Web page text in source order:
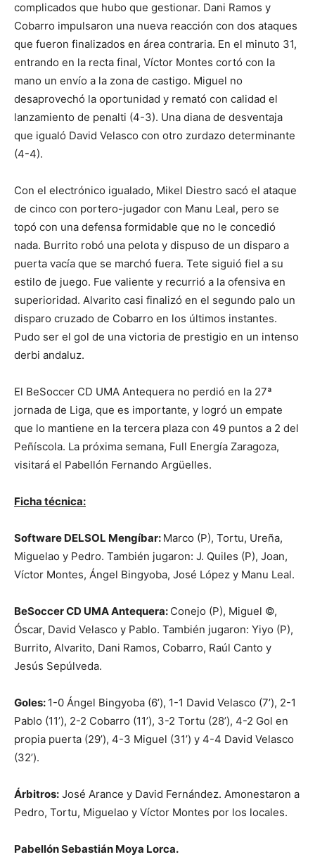
complicados que hubo que gestionar. Dani Ramos y
Cobarro impulsaron una nueva reacción con dos ataques
que fueron finalizados en área contraria. En el minuto 31,
entrando en la recta final, Víctor Montes cortó con la
mano un envío a la zona de castigo. Miguel no
desaprovechó la oportunidad y remató con calidad el
lanzamiento de penalti (4-3). Una diana de desventaja
que igualó David Velasco con otro zurdazo determinante
(4-4).
Con el electrónico igualado, Mikel Diestro sacó el ataque
de cinco con portero-jugador con Manu Leal, pero se
topó con una defensa formidable que no le concedió
nada. Burrito robó una pelota y dispuso de un disparo a
puerta vacía que se marchó fuera. Tete siguió fiel a su
estilo de juego. Fue valiente y recurrió a la ofensiva en
superioridad. Alvarito casi finalizó en el segundo palo un
disparo cruzado de Cobarro en los últimos instantes.
Pudo ser el gol de una victoria de prestigio en un intenso
derbi andaluz.
El BeSoccer CD UMA Antequera no perdió en la 27ª
jornada de Liga, que es importante, y logró un empate
que lo mantiene en la tercera plaza con 49 puntos a 2 del
Peñíscola. La próxima semana, Full Energía Zaragoza,
visitará el Pabellón Fernando Argüelles.
Ficha técnica:
Software DELSOL Mengíbar: Marco (P), Tortu, Ureña,
Miguelao y Pedro. También jugaron: J. Quiles (P), Joan,
Víctor Montes, Ángel Bingyoba, José López y Manu Leal.
BeSoccer CD UMA Antequera: Conejo (P), Miguel ©,
Óscar, David Velasco y Pablo. También jugaron: Yiyo (P),
Burrito, Alvarito, Dani Ramos, Cobarro, Raúl Canto y
Jesús Sepúlveda.
Goles: 1-0 Ángel Bingyoba (6’), 1-1 David Velasco (7’), 2-1
Pablo (11’), 2-2 Cobarro (11’), 3-2 Tortu (28’), 4-2 Gol en
propia puerta (29’), 4-3 Miguel (31’) y 4-4 David Velasco
(32’).
Árbitros: José Arance y David Fernández. Amonestaron a
Pedro, Tortu, Miguelao y Víctor Montes por los locales.
Pabellón Sebastián Moya Lorca.